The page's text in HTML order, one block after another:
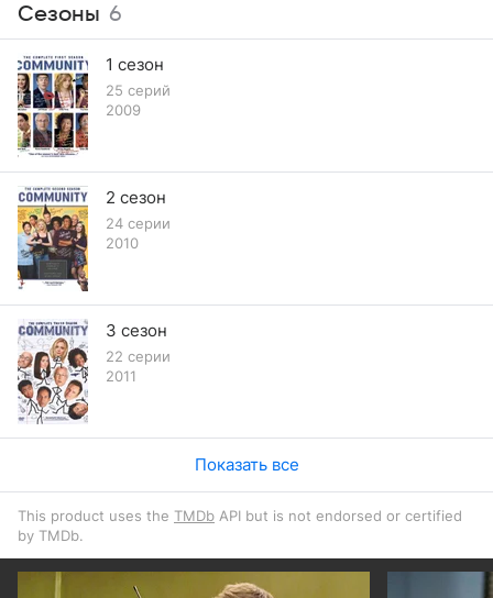
Сезоны 6
1 сезон
25 серий
2009
2 сезон
24 серии
2010
3 сезон
22 серии
2011
Показать все
This product uses the TMDb API but is not endorsed or certified
by TMDb.